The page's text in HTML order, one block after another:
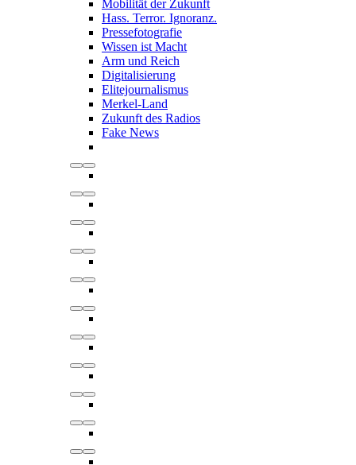
Mobilität der Zukunft
Hass. Terror. Ignoranz.
Pressefotografie
Wissen ist Macht
Arm und Reich
Digitalisierung
Elitejournalismus
Merkel-Land
Zukunft des Radios
Fake News